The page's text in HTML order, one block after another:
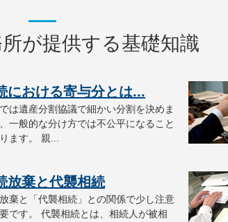
が提供する基礎知識
における寄与分とは...
は遺産分割協議で細かい分割を決めま
一般的な分け方では不公平になること
ます。 親...
放棄と代襲相続
棄と「代襲相続」との関係で少し注意
です。 代襲相続とは、相続人が被相